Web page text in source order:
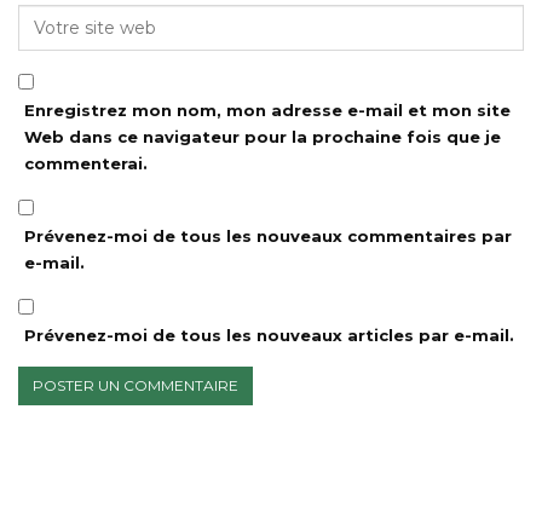
Enregistrez mon nom, mon adresse e-mail et mon site
Web dans ce navigateur pour la prochaine fois que je
commenterai.
Prévenez-moi de tous les nouveaux commentaires par
e-mail.
Prévenez-moi de tous les nouveaux articles par e-mail.